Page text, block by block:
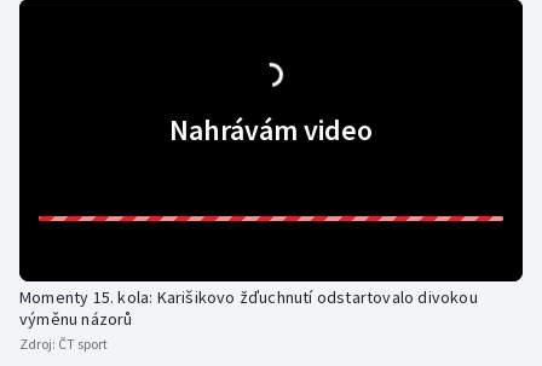
Nahrávám video
Momenty 15. kola: Karišikovo žďuchnutí odstartovalo divokou
výměnu názorů
Zdroj: ČT sport